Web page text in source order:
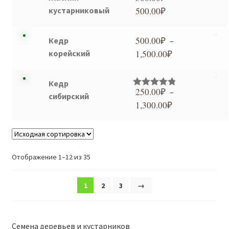
кустарниковый
500.00₽
–
Кедр
корейский
500.00₽ –
1,500.00₽
500.00₽
Кедр
сибирский
Оценка
4.80из 5
250.00₽ –
1,300.00₽
Отображение 1–12 из 35
1 2 3 →
Семена деревьев и кустарников